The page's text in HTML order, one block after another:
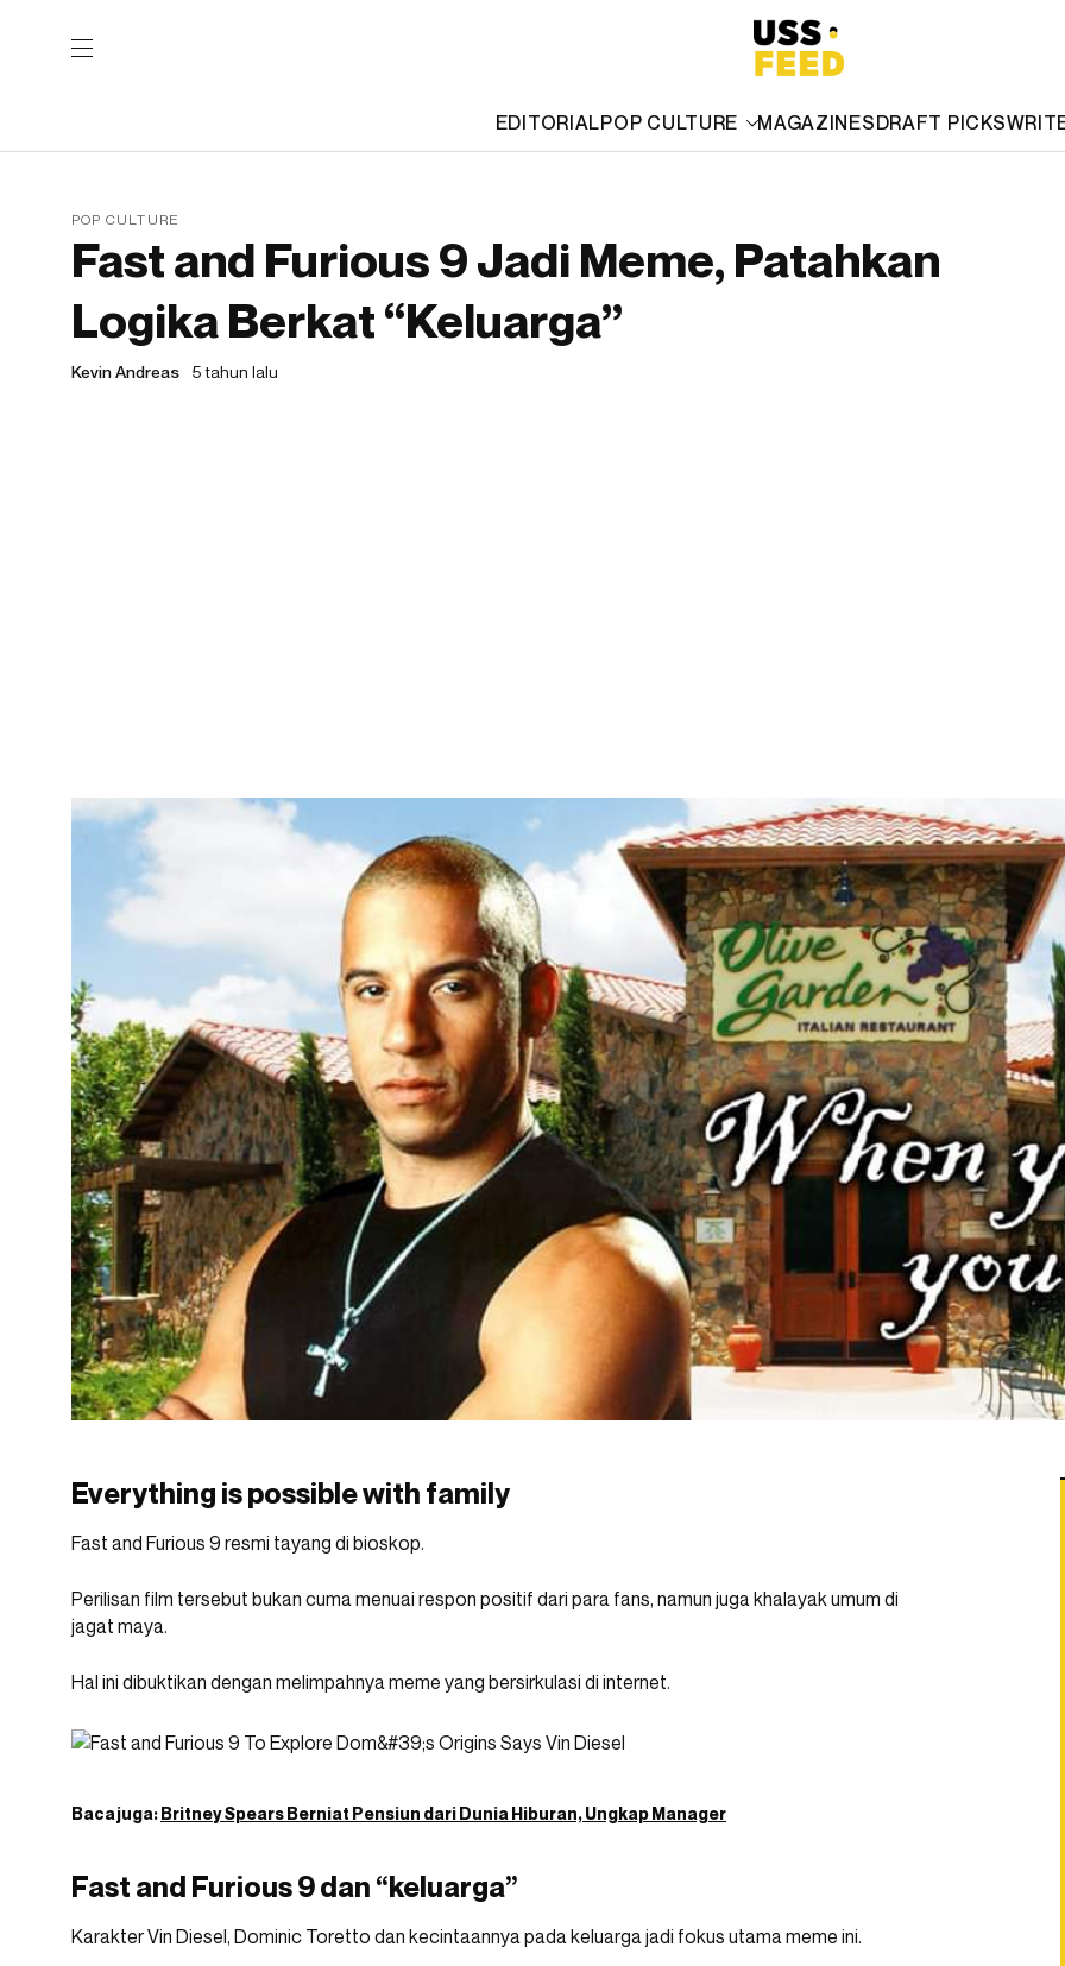
EDITORIALPOP CULTURE MAGAZINESDRAFT PICKS
POP CULTURE
Fast and Furious 9 Jadi Meme, Patahkan
Logika Berkat “Keluarga”
Kevin Andreas 5 tahun lalu
Everything is possible with family
Fast and Furious 9 resmi tayang di bioskop.
Perilisan film tersebut bukan cuma menuai respon positif dari para fans, namun juga khalayak umum di
jagat maya.
Hal ini dibuktikan dengan melimpahnya meme yang bersirkulasi di internet.
Baca juga:Britney Spears Berniat Pensiun dari Dunia Hiburan, Ungkap Manager
Fast and Furious 9 dan “keluarga”
Karakter Vin Diesel, Dominic Toretto dan kecintaannya pada keluarga jadi fokus utama meme ini.